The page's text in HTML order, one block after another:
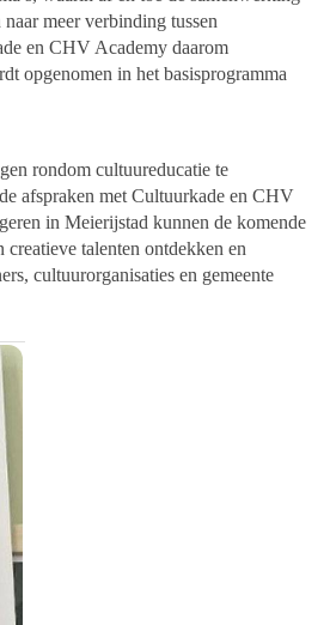
meer verbinding tussen
en CHV Academy daarom
opgenomen in het basisprogramma
rondom cultuureducatie te
afspraken met Cultuurkade en CHV
in Meierijstad kunnen de komende
talenten ontdekken en
cultuurorganisaties en gemeente